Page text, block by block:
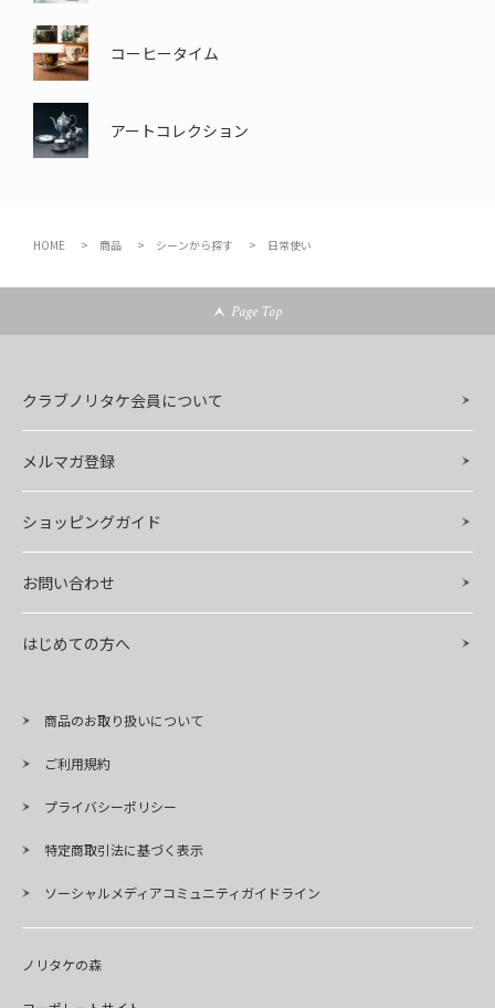
コーヒータイム
アートコレクション
HOME 商品 シーンから探す 日常使い
Page Top
クラブノリタケ会員について
メルマガ登録
ショッピングガイド
お問い合わせ
はじめての方へ
商品のお取り扱いについて
ご利用規約
プライバシーポリシー
特定商取引法に基づく表示
ソーシャルメディアコミュニティガイドライン
ノリタケの森